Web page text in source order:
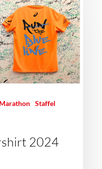
Marathon
Staffel
2024